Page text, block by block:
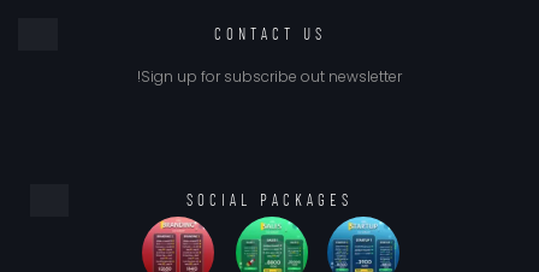
CONTACT US
Sign up for subscribe out newsletter!
SOCIAL PACKAGES